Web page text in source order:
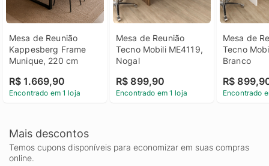
Mesa de Reunião
Kappesberg Frame
Munique, 220 cm
R$ 1.669,90
Encontrado em 1 loja
Mesa de Reunião
Tecno Mobili ME4119,
Nogal
R$ 899,90
Encontrado em 1 loja
Mesa de
Tecno
Branco
R$
Encontrado
Mais descontos
Temos cupons disponíveis para economizar em suas compras
online.